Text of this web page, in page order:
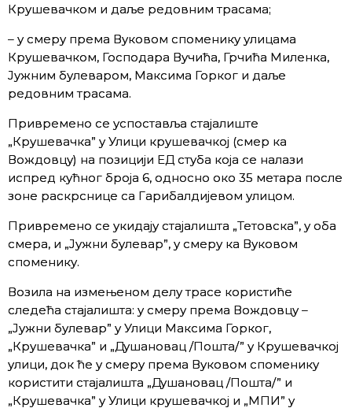
Крушевачком и даље редовним трасама;
– у смеру према Вуковом споменику улицама
Крушевачком, Господара Вучића, Грчића Миленка,
Јужним булеваром, Максима Горког и даље
редовним трасама.
Привремено се успоставља стајалиштe
„Крушевачка” у Улици крушевачкој (смер ка
Вождовцу) на позицији ЕД стуба која се налази
испред кућног броја 6, односно око 35 метара после
зоне раскрснице са Гарибалдијевом улицом.
Привремено се укидају стајалишта „Тетовска”, у оба
смера, и „Јужни булевар”, у смеру ка Вуковом
споменику.
Возила на измењеном делу трасе користиће
следећа стајалишта: у смеру према Вождовцу –
„Јужни булевар” у Улици Максима Горког,
„Крушевачка” и „Душановац /Пошта/” у Крушевачкој
улици, док ће у смеру према Вуковом споменику
користити стајалишта „Душановац /Пошта/” и
„Крушевачка” у Улици крушевачкој и „МПИ” у